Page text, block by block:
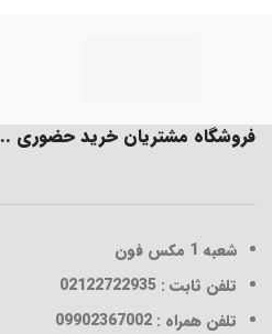
فروشگاه مشتریان خرید حضوری ..
شعبه 1
مکس فون
تلفن ثابت : 02122722935
تلفن همراه : 09902367002